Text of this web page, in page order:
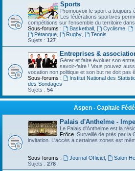
Sports
Promouvoir le sport a toujours
Les fédérations sportives
compétitions sur l'ensemble du territoire
Sous-forums :
Basketball, Cyclisme,
Pétanque, Rugby,
Tennis
Sujets : 127
Entreprises &
Gérer et faire évoluer son
savoir-faire ! Vous pouvez
vocation non politique et son but ne doit pas
Sous-forums :
Institut National des
des Sondages
Sujets : 54
Aspen - Capitale
Palais d'Anthelme -
Le Palais d'Anthelme est la
Frôce . Surveillé de près par
invitation. L'accès à certaines zones est
Sous-forums : Journal Officiel,
Salon
Sujets : 278